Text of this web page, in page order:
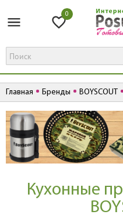
0
Главная Бренды BOYSCOUT
Кухонные